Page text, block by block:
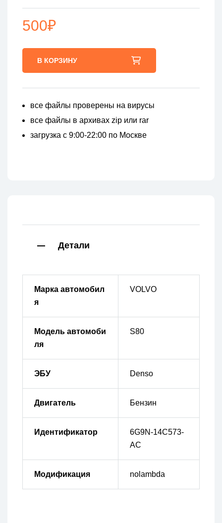
500₽
В КОРЗИНУ
все файлы проверены на вирусы
все файлы в архивах zip или rar
загрузка с 9:00-22:00 по Москве
Детали
Марка автомобил
я
VOLVO
Модель автомоби
ля
S80
ЭБУ Denso
Двигатель Бензин
Идентификатор
6G9N-14C573-
AC
Модификация nolambda